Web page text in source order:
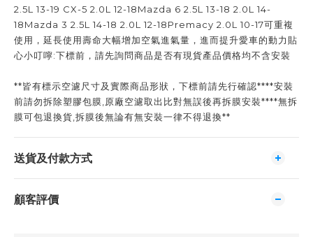
2.5L 13-19 CX-5 2.0L 12-18Mazda 6 2.5L 13-18 2.0L 14-
18Mazda 3 2.5L 14-18 2.0L 12-18Premacy 2.0L 10-17可重複
使用，延長使用壽命大幅增加空氣進氣量，進而提升愛車的動力貼
心小叮嚀:下標前，請先詢問商品是否有現貨產品價格均不含安裝
**皆有標示空濾尺寸及實際商品形狀，下標前請先行確認****安裝
前請勿拆除塑膠包膜,原廠空濾取出比對無誤後再拆膜安裝****無拆
膜可包退換貨,拆膜後無論有無安裝一律不得退換**
送貨及付款方式
顧客評價